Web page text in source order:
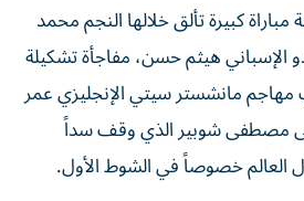
مباراة كبيرة تألق خلالها النجم محمد
الإسباني هيثم حسن، مفاجأة تشكيلة
مانشستر سيتي الإنجليزي عمر
مصطفى شوبير الذي وقف سداً
العالم خصوصاً في الشوط الأول.